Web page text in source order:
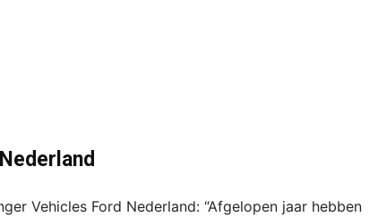
Vehicles Ford Nederland: “Afgelopen jaar hebben